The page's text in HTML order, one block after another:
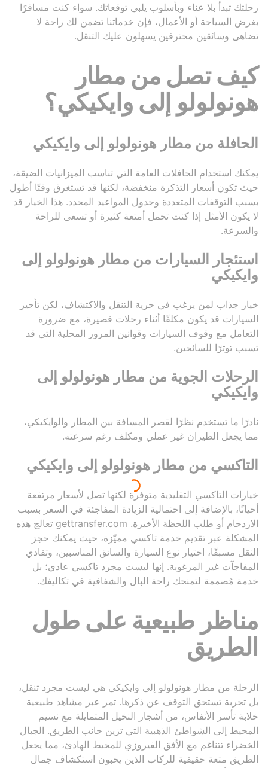
رحلتك تبدأ بلا عناء وبأسلوب يلبي توقعاتك. سواء كنت مسافرًا
بغرض السياحة أو الأعمال، فإن خدماتنا تضمن لك راحة لا
تضاهى وسائقين محترفين يسهلون عليك التنقل.
كيف تصل من مطار
هونولولو إلى وايكيكي؟
الحافلة من مطار هونولولو إلى وايكيكي
يمكنك استخدام الحافلات العامة التي تناسب الميزانيات الضيقة،
حيث تكون أسعار التذكرة منخفضة، لكنها قد تستغرق وقتًا أطول
بسبب التوقفات المتعددة وجدول المواعيد المحدد. هذا الخيار قد
لا يكون الأمثل إذا كنت تحمل أمتعة كثيرة أو تسعى للراحة
والسرعة.
استئجار السيارات من مطار هونولولو إلى
وايكيكي
خيار جذاب لمن يرغب في حرية التنقل والاكتشاف، لكن تأجير
السيارات قد يكون مكلفًا أثناء رحلات قصيرة، مع ضرورة
التعامل مع وقوف السيارات وقوانين المرور المحلية التي قد
تسبب توترًا للسائحين.
الرحلات الجوية من مطار هونولولو إلى
وايكيكي
نادرًا ما تستخدم نظرًا لقصر المسافة بين المطار والوايكيكي،
مما يجعل الطيران غير عملي ومكلف رغم سرعته.
التاكسي من مطار هونولولو إلى وايكيكي
خيارات التاكسي التقليدية متوفرة لكنها تصل لأسعار مرتفعة
أحيانًا، بالإضافة إلى احتمالية الزيادة المفاجئة في السعر بسبب
الازدحام أو طلب اللحظة الأخيرة. gettransfer.com تعالج هذه
المشكلة عبر تقديم خدمة تاكسي مميّزة، حيث يمكنك حجز
النقل مسبقًا، اختيار نوع السيارة والسائق المناسبين، وتفادي
المفاجآت غير المرغوبة. إنها ليست مجرد تاكسي عادي؛ بل
خدمة مُصممة لتمنحك راحة البال والشفافية في تكاليفك.
مناظر طبيعية على طول
الطريق
الرحلة من مطار هونولولو إلى وايكيكي هي ليست مجرد تنقل،
بل تجربة تستحق التوقف عن ذكرها. تمر عبر مشاهد طبيعية
خلابة تأسر الأنفاس، من أشجار النخيل المتمايلة مع نسيم
المحيط إلى الشواطئ الذهبية التي تزين جانب الطريق. الجبال
الخضراء تتناغم مع الأفق الفيروزي للمحيط الهادئ، مما يجعل
الطريق متعة حقيقية للركاب الذين يحبون استكشاف جمال